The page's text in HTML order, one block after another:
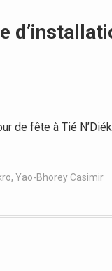
de fête à Tié
, Yao-Bhorey Casimir